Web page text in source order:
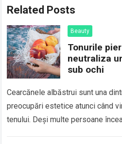
Related Posts
Beauty
Tonurile
neutraliza
sub ochi
Cearcănele albăstrui sunt una
preocupări estetice atunci când
tenului. Deși multe persoane